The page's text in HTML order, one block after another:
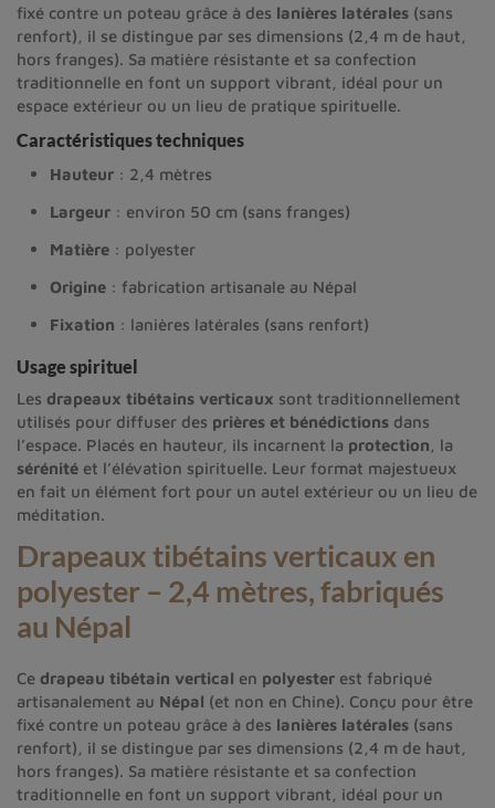
fixé contre un poteau grâce à des lanières latérales (sans
renfort), il se distingue par ses dimensions (2,4 m de haut,
hors franges). Sa matière résistante et sa confection
traditionnelle en font un support vibrant, idéal pour un
espace extérieur ou un lieu de pratique spirituelle.
Caractéristiques techniques
Hauteur : 2,4 mètres
Largeur : environ 50 cm (sans franges)
Matière : polyester
Origine : fabrication artisanale au Népal
Fixation : lanières latérales (sans renfort)
Usage spirituel
Les drapeaux tibétains verticaux sont traditionnellement
utilisés pour diffuser des prières et bénédictions dans
l’espace. Placés en hauteur, ils incarnent la protection , la
sérénité et l’élévation spirituelle. Leur format majestueux
en fait un élément fort pour un autel extérieur ou un lieu de
méditation.
Drapeaux tibétains verticaux en
polyester – 2,4 mètres, fabriqués
au Népal
Ce drapeau tibétain vertical en polyester est fabriqué
artisanalement au Népal (et non en Chine). Conçu pour être
fixé contre un poteau grâce à des lanières latérales (sans
renfort), il se distingue par ses dimensions (2,4 m de haut,
hors franges). Sa matière résistante et sa confection
traditionnelle en font un support vibrant, idéal pour un